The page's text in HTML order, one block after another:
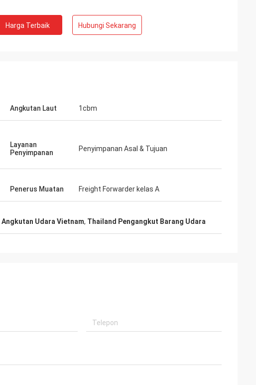
Harga Terbaik Hubungi Sekarang
Angkutan Laut 1cbm
Layanan
Penyimpanan
Penyimpanan Asal & Tujuan
Penerus Muatan Freight Forwarder kelas A
Angkutan Udara Vietnam, Thailand Pengangkut Barang Udara